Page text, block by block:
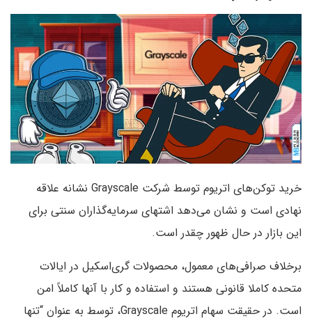
خرید توکن‌های اتریوم توسط شرکت Grayscale نشانه علاقه
نهادی است و نشان می‌دهد اشتهای سرمایه‌گذاران سنتی برای
این بازار در حال ظهور چقدر است.
برخلاف صرافی‌های معمول، محصولات گری‌اسکیل در ایالات
متحده کاملا قانونی هستند و استفاده و كار با آنها كاملاً امن
است. در حقیقت سهام اتریوم Grayscale، توسط به عنوان “تنها